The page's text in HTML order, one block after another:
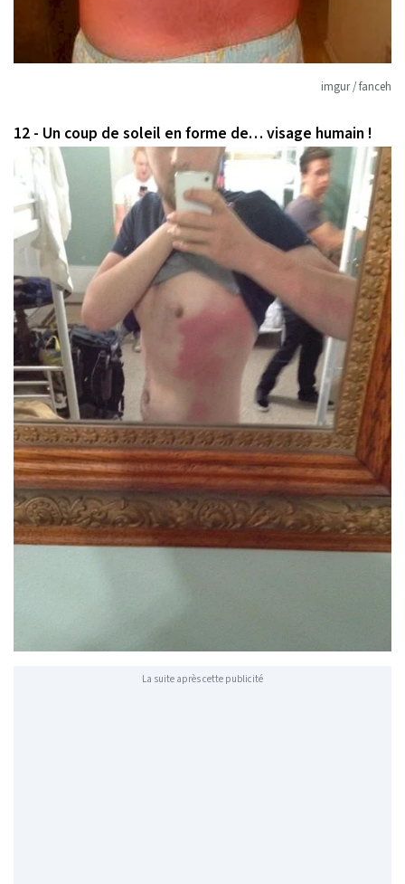
imgur / fanceh
12 - Un coup de soleil en forme de… visage humain !
La suite après cette publicité